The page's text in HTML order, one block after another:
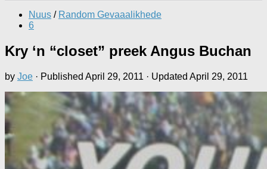
Nuus / Random Gevaaalikhede
6
Kry ‘n “closet” preek Angus Buchan
by Joe · Published April 29, 2011 · Updated April 29, 2011